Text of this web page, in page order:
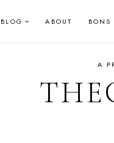
BLOG ABOUT BONS
A